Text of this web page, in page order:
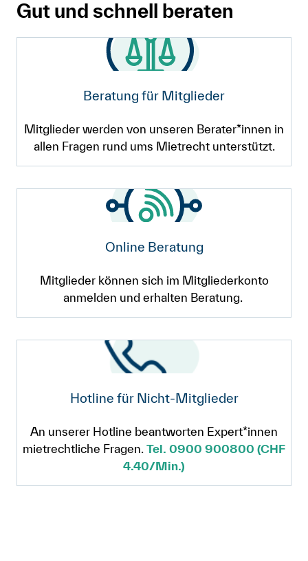
Gut und schnell beraten
Beratung für Mitglieder
Mitglieder werden von unseren Berater*innen in
allen Fragen rund ums Mietrecht unterstützt.
Online Beratung
Mitglieder können sich im Mitgliederkonto
anmelden und erhalten Beratung.
Hotline für Nicht-Mitglieder
An unserer Hotline beantworten Expert*innen
mietrechtliche Fragen. Tel. 0900 900800 (CHF
4.40/Min.)